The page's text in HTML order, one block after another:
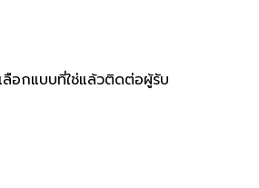
อกแบบที่ใช่แล้วติดต่อผู้รับ